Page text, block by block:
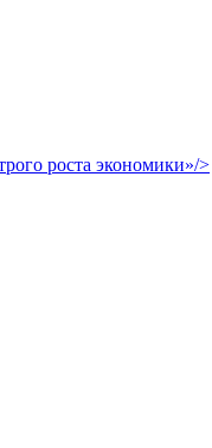
роста экономики»/>